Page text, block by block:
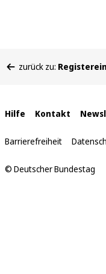
befinden
zurück zu:
Interne
Links
Hilfe Kontakt
Barrierefreiheit
© Deutscher Bundestag